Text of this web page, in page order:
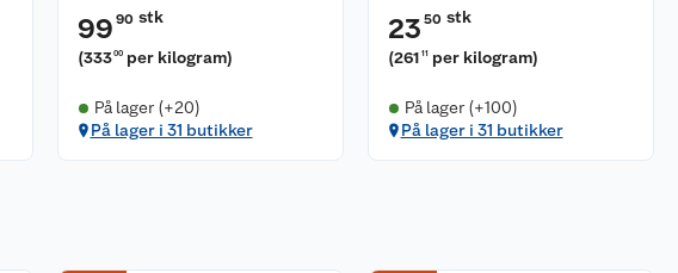
99 90 stk
(33300 per kilogram)
På lager (+20)
På lager i 31 butikker
23 50 stk
(261 11 per kilogram)
På lager (+100)
På lager i 31 butikker